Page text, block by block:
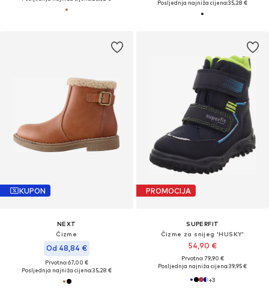
Posljednja najniža cijena:35,28 €
KUPON
NEXT
Čizme
Od 48,84 €
Prvotno: 67,00 €
Posljednja najniža cijena:35,28 €
PROMOCIJA
SUPERFIT
Čizme za snijeg 'HUSKY'
54,90 €
Prvotno: 79,90 €
Posljednja najniža cijena:39,95 €
+3